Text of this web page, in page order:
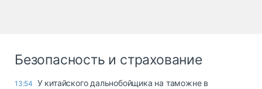
Безопасность и страхование
13:54 У китайского дальнобойщика на таможне в